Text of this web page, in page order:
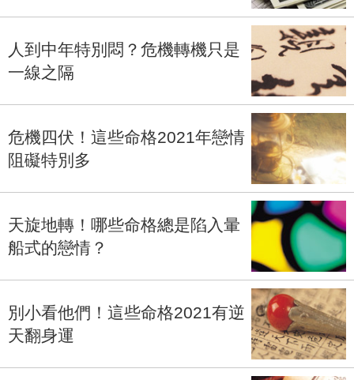
人到中年特別悶？危機轉機只是
一線之隔
危機四伏！這些命格2021年戀情
阻礙特別多
天旋地轉！哪些命格總是陷入暈
船式的戀情？
別小看他們！這些命格2021有逆
天翻身運